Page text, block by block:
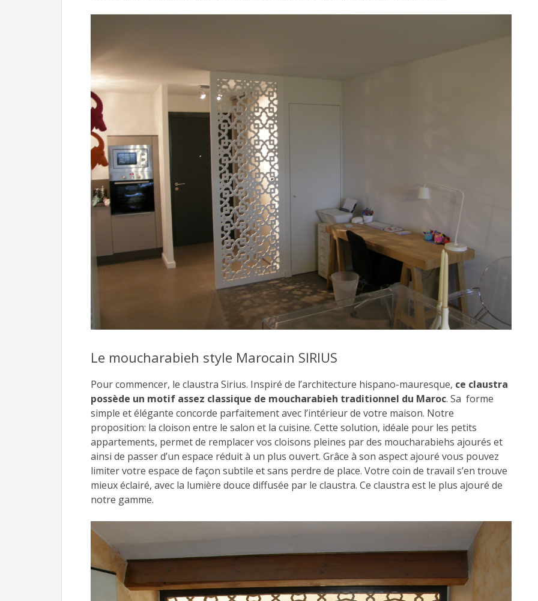
Le moucharabieh style Marocain SIRIUS
Pour commencer, le claustra Sirius. Inspiré de l’architecture hispano-mauresque, ce claustra
possède un motif assez classique de moucharabieh traditionnel du Maroc. Sa forme
simple et élégante concorde parfaitement avec l’intérieur de votre maison. Notre
proposition: la cloison entre le salon et la cuisine. Cette solution, idéale pour les petits
appartements, permet de remplacer vos cloisons pleines par des moucharabiehs ajourés et
ainsi de passer d’un espace réduit à un plus ouvert. Grâce à son aspect ajouré vous pouvez
limiter votre espace de façon subtile et sans perdre de place. Votre coin de travail s’en trouve
mieux éclairé, avec la lumière douce diffusée par le claustra. Ce claustra est le plus ajouré de
notre gamme.